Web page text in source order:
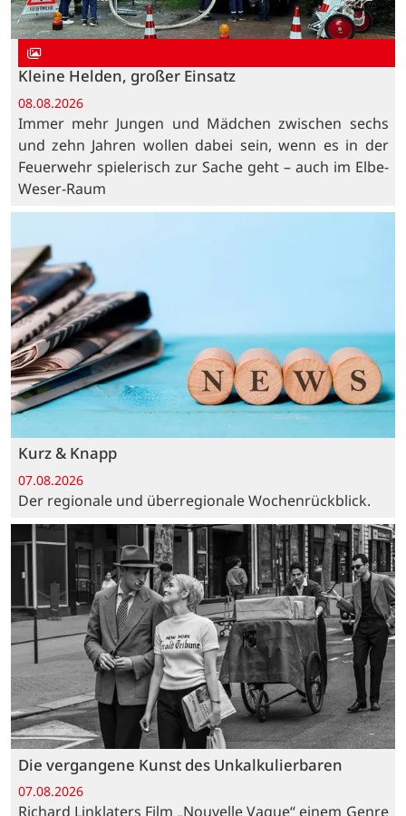
Kleine Helden, großer Einsatz
08.08.2026
Immer mehr Jungen und Mädchen zwischen sechs
und zehn Jahren wollen dabei sein, wenn es in der
Feuerwehr spielerisch zur Sache geht – auch im Elbe-
Weser-Raum
Kurz & Knapp
07.08.2026
Der regionale und überregionale Wochenrückblick.
Die vergangene Kunst des Unkalkulierbaren
07.08.2026
Richard Linklaters Film „Nouvelle Vague“ einem Genre